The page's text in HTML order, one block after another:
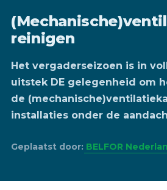
reinigen
Het vergaderseizoen is in
uitstek DE gelegenheid om
de
installaties onder de
Geplaatst door: BELFOR